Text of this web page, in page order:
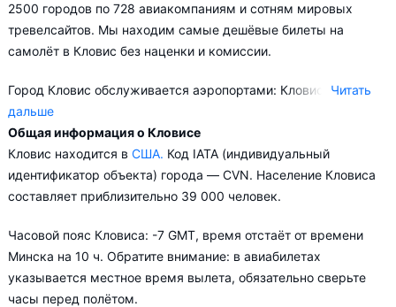
2500 городов по 728 авиакомпаниям и сотням мировых
тревелсайтов. Мы находим самые дешёвые билеты на
самолёт в Кловис без наценки и комиссии.
Город Кловис обслуживается аэропортами: Кловис. Читать
дальше
Aviasales.by советует купить авиабилеты в Кловис заранее,
чтобы вы могли выбирать условия перелёта, ориентируясь на
свои пожелания и финансовые возможности.
Общая информация о Кловисе
Кловис находится в США. Код IATA (индивидуальный
идентификатор объекта) города — CVN. Население Кловиса
составляет приблизительно 39 000 человек.
Часовой пояс Кловиса: -7 GMT, время отстаёт от времени
Минска на 10 ч. Обратите внимание: в авиабилетах
указывается местное время вылета, обязательно сверьте
часы перед полётом.